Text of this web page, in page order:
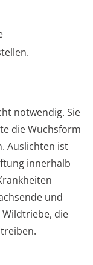
notwendig. Sie
die Wuchsform
Auslichten ist
innerhalb
und
die